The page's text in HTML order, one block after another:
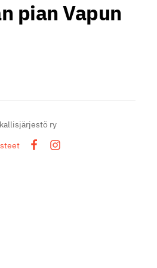
pian Vapun
ry